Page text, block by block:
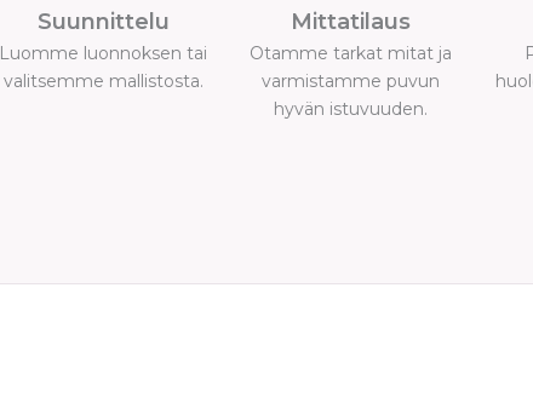
Suunnittelu
Luomme luonnoksen tai
valitsemme mallistosta.
Mittatilaus
Otamme tarkat mitat ja
varmistamme puvun
hyvän istuvuuden.